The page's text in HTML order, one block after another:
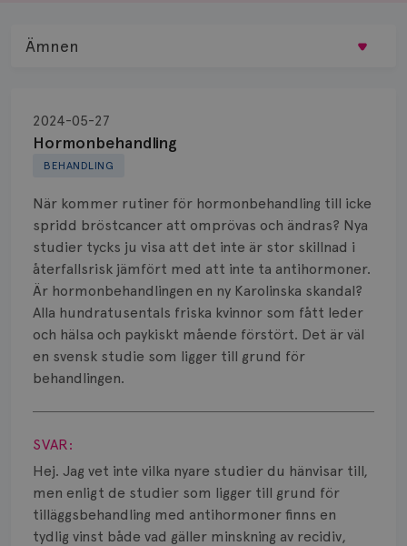
BEHANDLING
Hormonbehandling
2024-05-27
När kommer rutiner för hormonbehandling till icke
spridd bröstcancer att omprövas och ändras? Nya
studier tycks ju visa att det inte är stor skillnad i
återfallsrisk jämfört med att inte ta antihormoner.
Är hormonbehandlingen en ny Karolinska skandal?
Alla hundratusentals friska kvinnor som fått leder
och hälsa och paykiskt mående förstört. Det är väl
en svensk studie som ligger till grund för
behandlingen.
Visa svar
SVAR:
Hej. Jag vet inte vilka nyare studier du hänvisar till,
men enligt de studier som ligger till grund för
tilläggsbehandling med antihormoner finns en
tydlig vinst både vad gäller minskning av recidiv,
Ämnen
Biopsi
Biverkningar
Bröstvårta
Knöl
Läkemedel
Typ av bröstcancer
Smärta
Prognos
Risker
Spridd bröstcancer
Strålning